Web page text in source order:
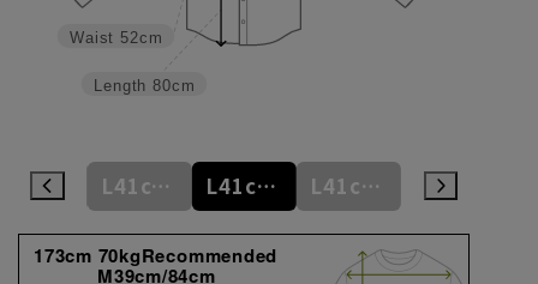
Length 80cm
Waist 52cm
L41cm/78cm L41cm/80cm L41cm/82cm L41cm/84cm
173cm 70kgRecommended
M39cm/84cm